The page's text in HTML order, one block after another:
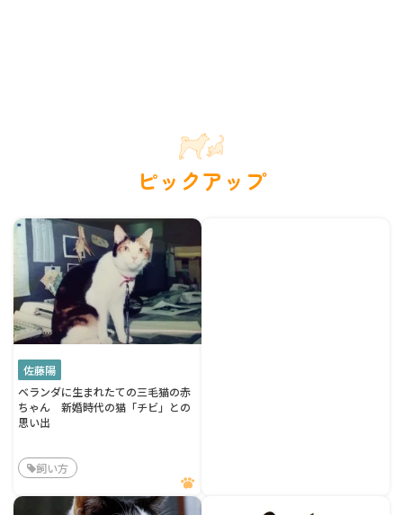
ピックアップ
佐藤陽
ベランダに生まれたての三毛猫の赤
ちゃん 新婚時代の猫「チビ」との
思い出
飼い方